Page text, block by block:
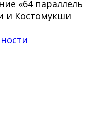
«64 параллель
и Костомукши